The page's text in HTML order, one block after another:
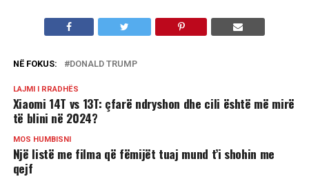
NË FOKUS: DONALD TRUMP
LAJMI I RRADHËS
Xiaomi 14T vs 13T: çfarë ndryshon dhe cili është më mirë
të blini në 2024?
MOS HUMBISNI
Një listë me filma që fëmijët tuaj mund t’i shohin me
qejf